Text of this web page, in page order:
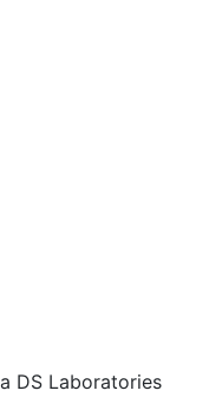
DS Laboratories